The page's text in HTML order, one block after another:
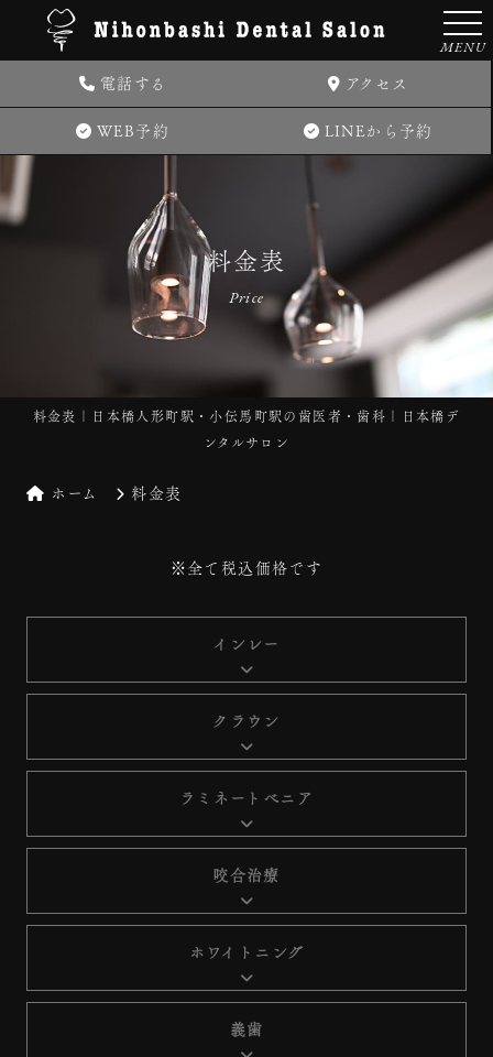
MENU
電話する アクセス
WEB予約 LINEから予約
料金表
Price
料金表｜日本橋人形町駅・小伝馬町駅の歯医者・歯科｜日本橋デ
ンタルサロン
ホーム 料金表
※全て税込価格です
インレー
クラウン
ラミネートべニア
咬合治療
ホワイトニング
義歯